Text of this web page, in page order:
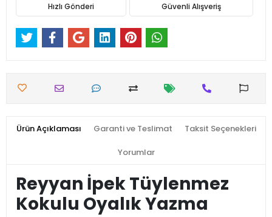
Hızlı Gönderi Güvenli Alışveriş
Ürün Açıklaması Garanti ve Teslimat Taksit Seçenekleri
Yorumlar
Reyyan İpek Tüylenmez
Kokulu Oyalık Yazma